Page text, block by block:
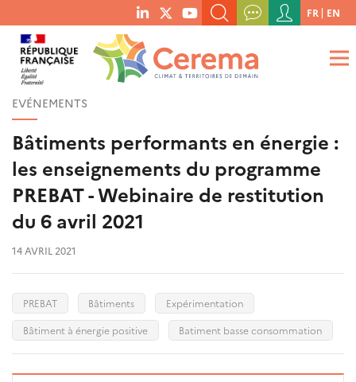
menu
social
links
RECHERCHER UN MOT-CLÉ, UNE PUBLICATION, ETC.
QUE RECHERCHEZ-VOUS ?
Menu
du
compte
de
FR EN
EVÉNEMENTS
Bâtiments performants en énergie :
les enseignements du programme
PREBAT - Webinaire de restitution
du 6 avril 2021
14 AVRIL 2021
PREBAT Bâtiments
Expérimentation
Bâtiment à énergie positive
Batiment basse consommation